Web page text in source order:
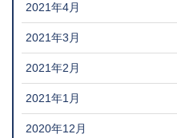
2021年4月
2021年3月
2021年2月
2021年1月
2020年12月